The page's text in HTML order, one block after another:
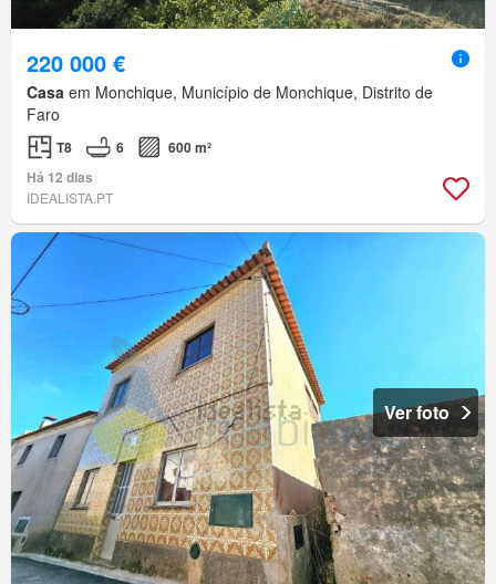
220 000 €
Casa em Monchique, Município de Monchique, Distrito de
Faro
T8 6
600 m²
Há 12 dias
IDEALISTA.PT
Ver foto